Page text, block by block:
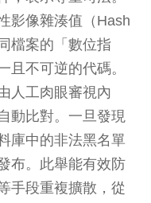
影像雜湊值（Hash
檔案的「數位指
且不可逆的代碼。
人工肉眼審視內
動比對。一旦發現
庫中的非法黑名單
布。此舉能有效防
手段重複擴散，從